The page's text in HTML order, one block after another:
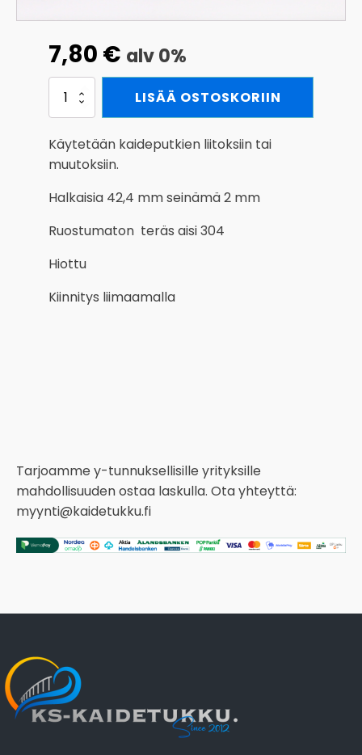
7,80 € alv 0%
Liitoskappale
RST
42,4
mm
määrä
LISÄÄ OSTOSKORIIN
Käytetään kaideputkien liitoksiin tai
muutoksiin.
Halkaisia 42,4 mm seinämä 2 mm
Ruostumaton teräs aisi 304
Hiottu
Kiinnitys liimaamalla
Tarjoamme y-tunnuksellisille yrityksille
mahdollisuuden ostaa laskulla. Ota yhteyttä:
myynti@kaidetukku.fi